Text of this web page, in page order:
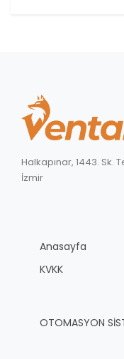
Halkapınar, 1443. Sk.
İzmir
Anasayfa
KVKK
OTOMASYON